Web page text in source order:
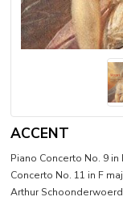
ACCENT
Piano Concerto No. 9
Concerto No. 11 in F
Arthur